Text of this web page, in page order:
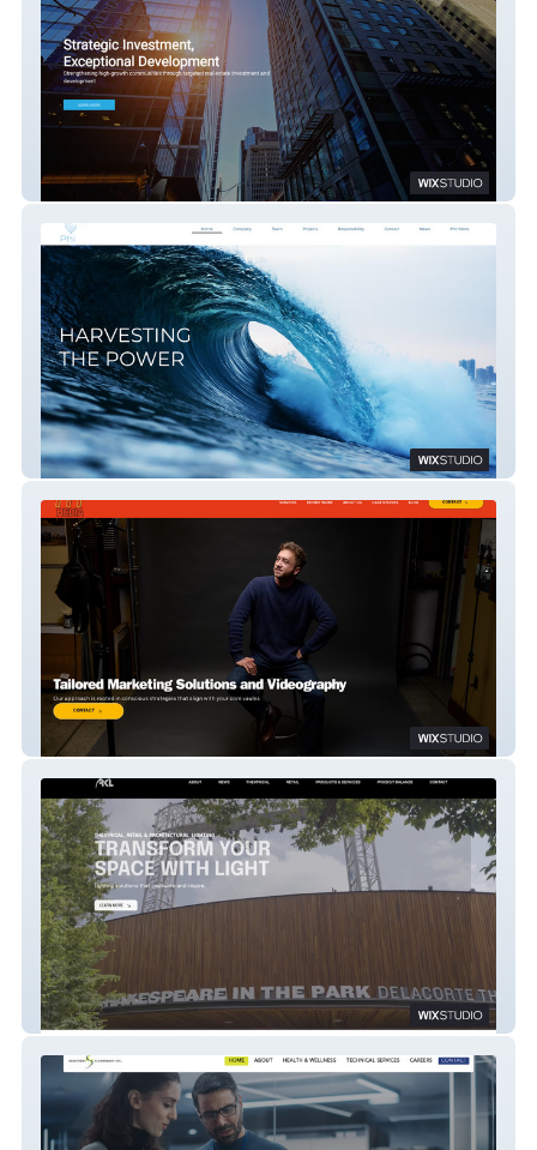
Bennington Capital
Phi
777 Media
RKL Lighting